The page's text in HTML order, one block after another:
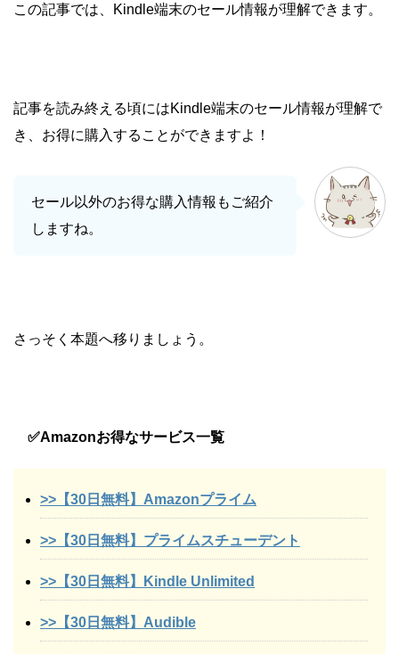
この記事では、Kindle端末のセール情報が理解できます。
記事を読み終える頃にはKindle端末のセール情報が理解で
き、お得に購入することができますよ！
セール以外のお得な購入情報もご紹介
しますね。
さっそく本題へ移りましょう。
✅Amazonお得なサービス一覧
>>【30日無料】Amazonプライム
>>【30日無料】プライムスチューデント
>>【30日無料】Kindle Unlimited
>>【30日無料】Audible